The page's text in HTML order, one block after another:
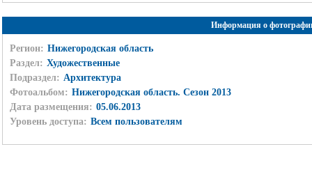
Информация о
Регион: Нижегородская область
Раздел: Художественные
Подраздел: Архитектура
Фотоальбом: Нижегородская область. Сезон 2013
Дата размещения: 05.06.2013
Уровень доступа: Всем пользователям